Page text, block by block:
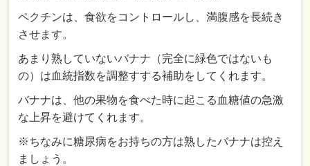
ペクチンは、食欲をコントロールし、満腹感を長続き
させます。
あまり熟していないバナナ（完全に緑色ではないも
の）は血統指数を調整すする補助をしてくれます。
バナナは、他の果物を食べた時に起こる血糖値の急激
な上昇を避けてくれます。
※ちなみに糖尿病をお持ちの方は熟したバナナは控え
ましょう。